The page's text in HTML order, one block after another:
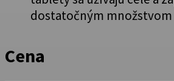
dostatočným
Cena